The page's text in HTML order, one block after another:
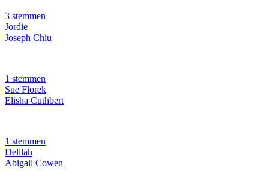
3 stemmen
Jordie
Joseph Chiu
1 stemmen
Sue Florek
Elisha Cuthbert
1 stemmen
Delilah
Abigail Cowen